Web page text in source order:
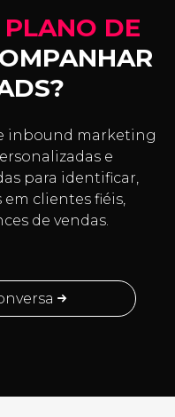
PLANO DE
inbound marketing
e
para identificar,
clientes fiéis,
de vendas.